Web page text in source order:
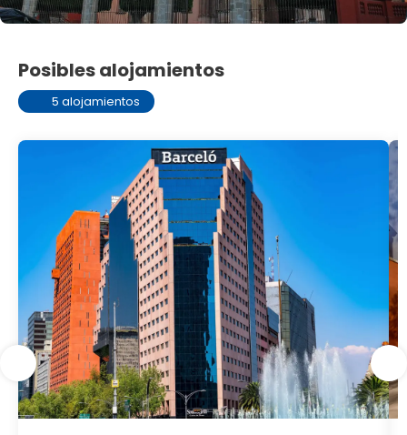
Posibles alojamientos
5 alojamientos